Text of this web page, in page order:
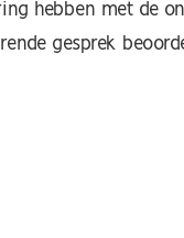
hebben met de
gesprek